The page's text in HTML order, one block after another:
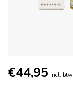
€44,95 Incl. btw